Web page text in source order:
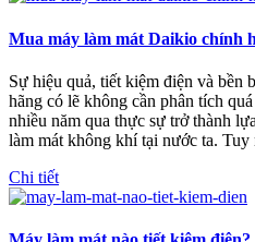
Mua máy làm mát Daikio chính
Sự hiệu quả, tiết kiệm điện và bền
hãng có lẽ không cần phân tích
nhiều năm qua thực sự trở thành
làm mát không khí tại nước ta.
Chi tiết